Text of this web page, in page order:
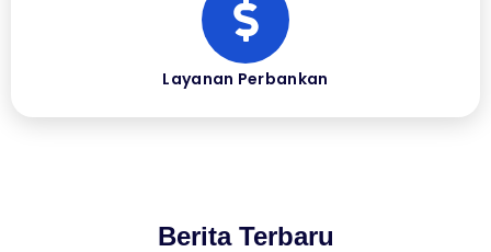
Layanan Perbankan
Berita Terbaru